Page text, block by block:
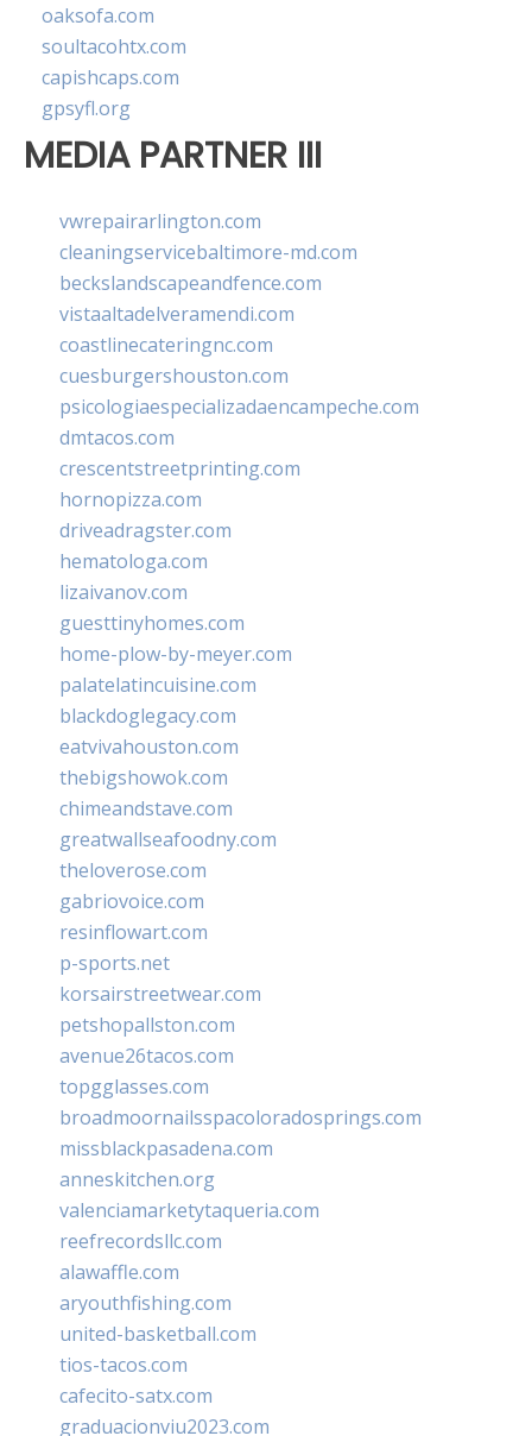
oaksofa.com
soultacohtx.com
capishcaps.com
gpsyfl.org
MEDIA PARTNER III
vwrepairarlington.com
cleaningservicebaltimore-md.com
beckslandscapeandfence.com
vistaaltadelveramendi.com
coastlinecateringnc.com
cuesburgershouston.com
psicologiaespecializadaencampeche.com
dmtacos.com
crescentstreetprinting.com
hornopizza.com
driveadragster.com
hematologa.com
lizaivanov.com
guesttinyhomes.com
home-plow-by-meyer.com
palatelatincuisine.com
blackdoglegacy.com
eatvivahouston.com
thebigshowok.com
chimeandstave.com
greatwallseafoodny.com
theloverose.com
gabriovoice.com
resinflowart.com
p-sports.net
korsairstreetwear.com
petshopallston.com
avenue26tacos.com
topgglasses.com
broadmoornailsspacoloradosprings.com
missblackpasadena.com
anneskitchen.org
valenciamarketytaqueria.com
reefrecordsllc.com
alawaffle.com
aryouthfishing.com
united-basketball.com
tios-tacos.com
cafecito-satx.com
graduacionviu2023.com